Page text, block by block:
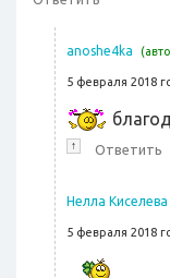
anoshe4ka
5 февраля 2018
↑ Ответить
Нелла Киселева
5 февраля 2018